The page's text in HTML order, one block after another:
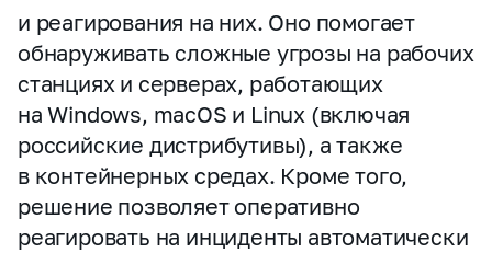
и реагирования на них. Оно помогает
обнаруживать сложные угрозы на рабочих
станциях и серверах, работающих
на Windows, macOS и Linux (включая
российские дистрибутивы), а также
в контейнерных средах. Кроме того,
решение позволяет оперативно
реагировать на инциденты автоматически